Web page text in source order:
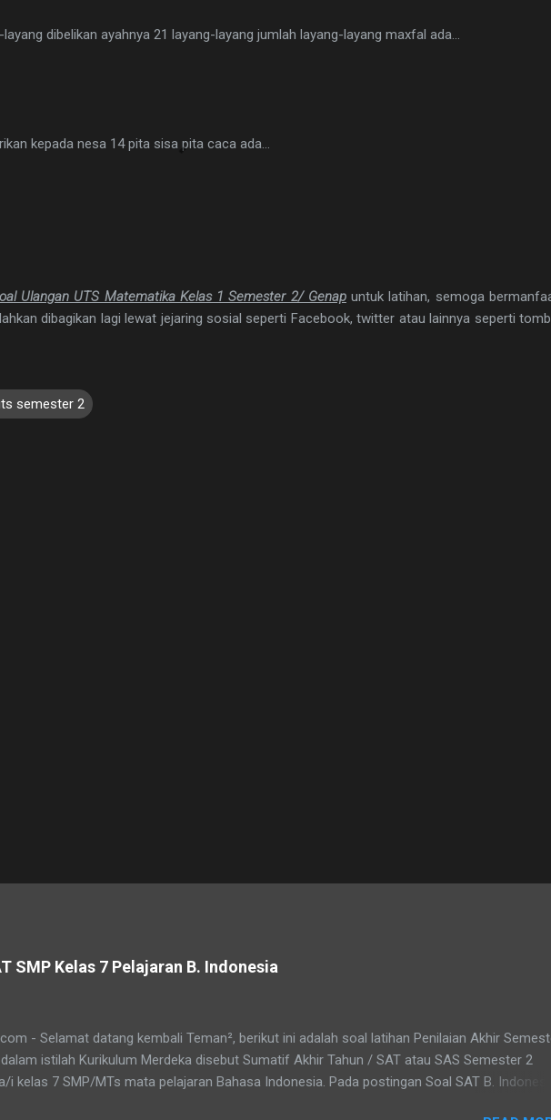
dibelikan ayahnya 21 layang-layang jumlah layang-layang maxfal ada…
kepada nesa 14 pita sisa pita caca ada…
Ulangan UTS Matematika Kelas 1 Semester 2/ Genapuntuk latihan, semoga
dibagikan lagi lewat jejaring sosial seperti Facebook, twitter atau lainnya seperti
semester 2
SMP Kelas 7 Pelajaran B. Indonesia
- Selamat datang kembali Teman², berikut ini adalah soal latihan Penilaian Akhir
istilah Kurikulum Merdeka disebut Sumatif Akhir Tahun / SAT atau SAS Semester 2
i kelas 7 SMP/MTs mata pelajaran Bahasa Indonesia. Pada postingan Soal SAT B.